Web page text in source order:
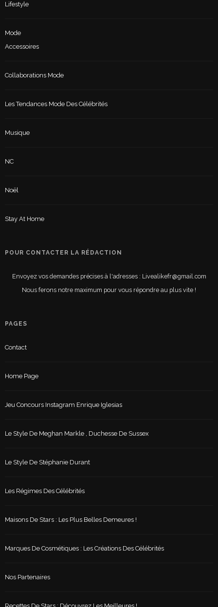
Lifestyle
Mode
Accessoires
Collaborations Mode
Les Tendances Mode Des Célébrités
Musique
NC
Noël
Stay At Home
POUR CONTACTER LA RÉDACTION
Envoyez vos demandes précises à l'adresses : Livealikefr@gmail.com
Nous ferons notre maximum pour vous répondre au plus vite !
PAGES
Contact
Home Page
Jeu Concours Instagram Enrique Iglesias
Le Style De Meghan Markle , Duchesse De Sussex
Le Style De Stéphanie Durant
Les Régimes Des Célébrités
Maisons De Stars : Les Plus Belles Demeures !
Marques De Cosmétiques : Les Créations Des Célébrités
Nos Partenaires